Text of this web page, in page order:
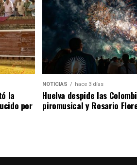
la
por
NOTICIAS hace 3 días
Huelva despide las
piromusical y Rosario